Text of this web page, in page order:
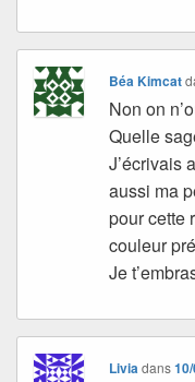
Béa Kimcat
Non on
Quelle
J’écrivais
aussi ma
pour cette
couleur
Je
Liviadans